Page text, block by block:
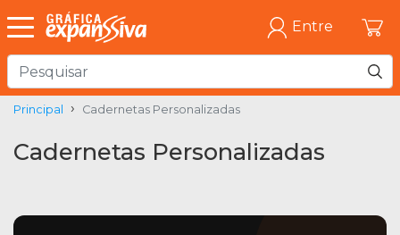
Entre
Principal Cadernetas Personalizadas
Cadernetas Personalizadas